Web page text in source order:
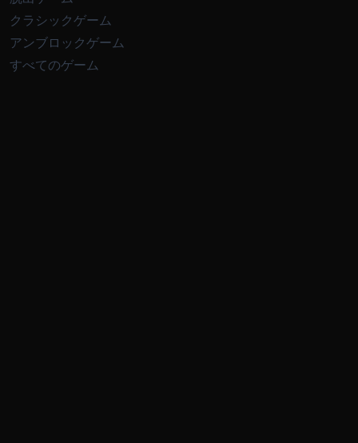
クラシックゲーム
アンブロックゲーム
すべてのゲーム